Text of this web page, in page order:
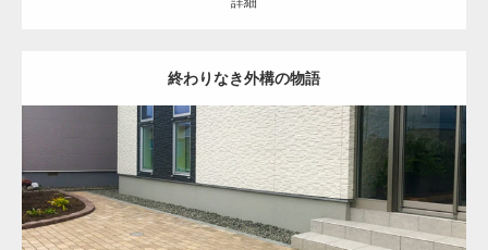
終わりなき外構の物語
セミクローズ 和モダン アプローチ 門まわり お庭 門柱・機能門柱 塀
花壇 インターロッキング 苫小牧市 新築住宅